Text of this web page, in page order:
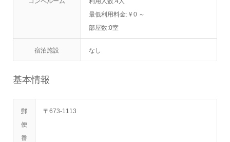
最低利用料金:￥0 ～
部屋数:0室
宿泊施設 なし
基本情報
郵
便
番
〒673-1113